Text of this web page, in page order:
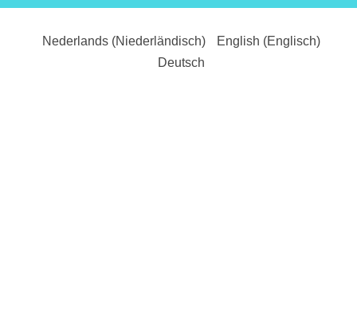
Nederlands(Niederländisch) English (Englisch)
Deutsch